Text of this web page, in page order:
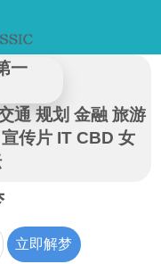
通 规划 金融 旅游
宣传片 IT CBD 女